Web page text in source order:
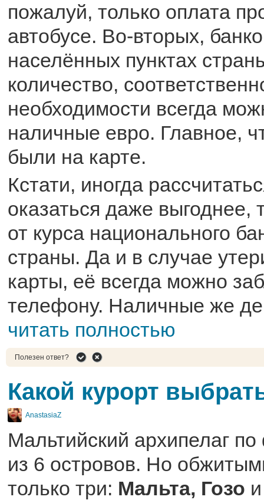
пожалуй, только оплата
автобусе. Во-вторых,
населённых пунктах
количество,
необходимости всегда
наличные евро. Главное,
были на карте.
Кстати, иногда
оказаться даже выгоднее,
от курса национального
страны. Да и в случае
карты, её всегда можно
телефону. Наличные же
читать полностью
Полезен ответ?
Какой курорт
AnastasiaZ
Мальтийский архипелаг по
из 6 островов. Но
только три: Мальта, Гозо